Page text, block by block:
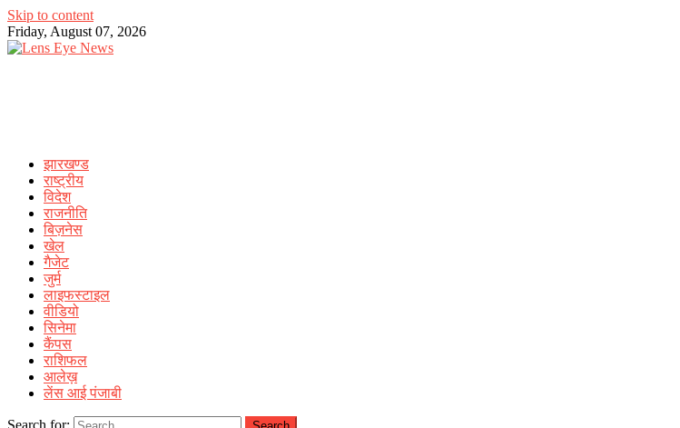
Skip to content
Friday, August 07, 2026
झारखण्ड
राष्ट्रीय
विदेश
राजनीति
बिज़नेस
खेल
गैजेट
जुर्म
लाइफस्टाइल
वीडियो
सिनेमा
कैंपस
राशिफल
आलेख़
लेंस आई पंजाबी
Search for: